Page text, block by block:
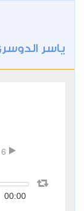
ياسر
00:00